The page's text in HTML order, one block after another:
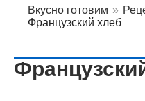
Вкусно готовим »
Французский хлеб